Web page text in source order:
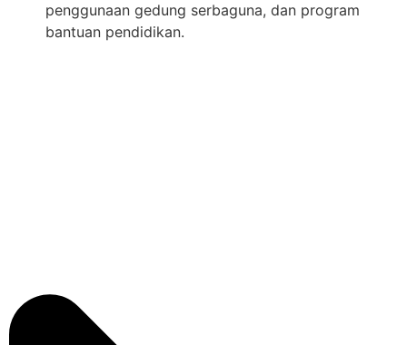
penggunaan gedung serbaguna, dan program
bantuan pendidikan.